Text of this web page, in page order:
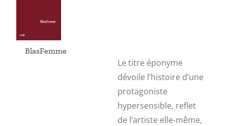
BlasFemme
Le titre éponyme
dévoile l’histoire d’une
protagoniste
hypersensible, reflet
de l’artiste elle-même,